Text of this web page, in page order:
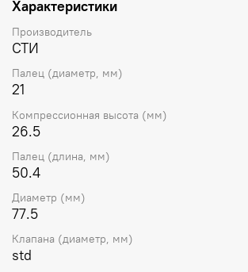
Характеристики
Производитель
СТИ
Палец (диаметр, мм)
21
Компрессионная высота (мм)
26.5
Палец (длина, мм)
50.4
Диаметр (мм)
77.5
Клапана (диаметр, мм)
std